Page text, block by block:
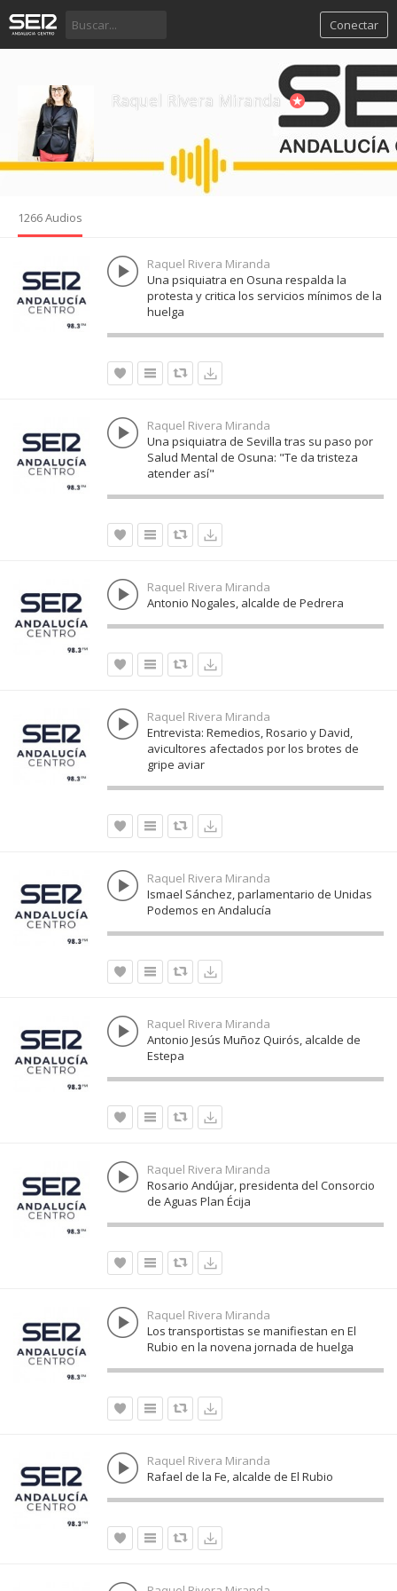
Conectar
Raquel Rivera Miranda
1266 Audios
Raquel Rivera Miranda
Una psiquiatra en Osuna respalda la
protesta y critica los servicios mínimos de la
huelga
Raquel Rivera Miranda
Una psiquiatra de Sevilla tras su paso por
Salud Mental de Osuna: "Te da tristeza
atender así"
Raquel Rivera Miranda
Antonio Nogales, alcalde de Pedrera
Raquel Rivera Miranda
Entrevista: Remedios, Rosario y David,
avicultores afectados por los brotes de
gripe aviar
Raquel Rivera Miranda
Ismael Sánchez, parlamentario de Unidas
Podemos en Andalucía
Raquel Rivera Miranda
Antonio Jesús Muñoz Quirós, alcalde de
Estepa
Raquel Rivera Miranda
Rosario Andújar, presidenta del Consorcio
de Aguas Plan Écija
Raquel Rivera Miranda
Los transportistas se manifiestan en El
Rubio en la novena jornada de huelga
Raquel Rivera Miranda
Rafael de la Fe, alcalde de El Rubio